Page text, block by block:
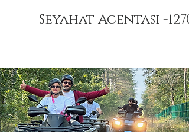
Seyahat Acentası -